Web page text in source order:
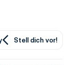
Stell dich vor!